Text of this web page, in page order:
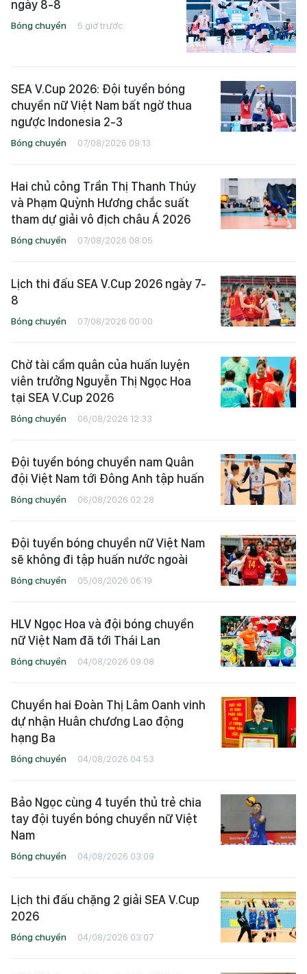
ngày 8-8
Bóng chuyền 5 giờ trước
SEA V.Cup 2026: Đội tuyển bóng
chuyền nữ Việt Nam bất ngờ thua
ngược Indonesia 2-3
Bóng chuyền 07/08/2026 09:13
Hai chủ công Trần Thị Thanh Thúy
và Phạm Quỳnh Hương chắc suất
tham dự giải vô địch châu Á 2026
Bóng chuyền 07/08/2026 08:05
Lịch thi đấu SEA V.Cup 2026 ngày 7-
8
Bóng chuyền 07/08/2026 00:00
Chờ tài cầm quân của huấn luyện
viên trưởng Nguyễn Thị Ngọc Hoa
tại SEA V.Cup 2026
Bóng chuyền 06/08/2026 12:33
Đội tuyển bóng chuyền nam Quân
đội Việt Nam tới Đông Anh tập huấn
Bóng chuyền 06/08/2026 02:28
Đội tuyển bóng chuyền nữ Việt Nam
sẽ không đi tập huấn nước ngoài
Bóng chuyền 05/08/2026 06:19
HLV Ngọc Hoa và đội bóng chuyền
nữ Việt Nam đã tới Thái Lan
Bóng chuyền 04/08/2026 09:08
Chuyền hai Đoàn Thị Lâm Oanh vinh
dự nhận Huân chương Lao động
hạng Ba
Bóng chuyền 04/08/2026 04:53
Bảo Ngọc cùng 4 tuyển thủ trẻ chia
tay đội tuyển bóng chuyền nữ Việt
Nam
Bóng chuyền 04/08/2026 03:09
Lịch thi đấu chặng 2 giải SEA V.Cup
2026
Bóng chuyền 04/08/2026 03:07